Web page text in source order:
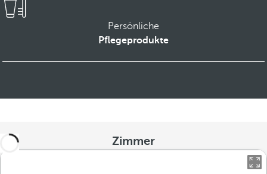
Persönliche
Pflegeprodukte
Zimmer